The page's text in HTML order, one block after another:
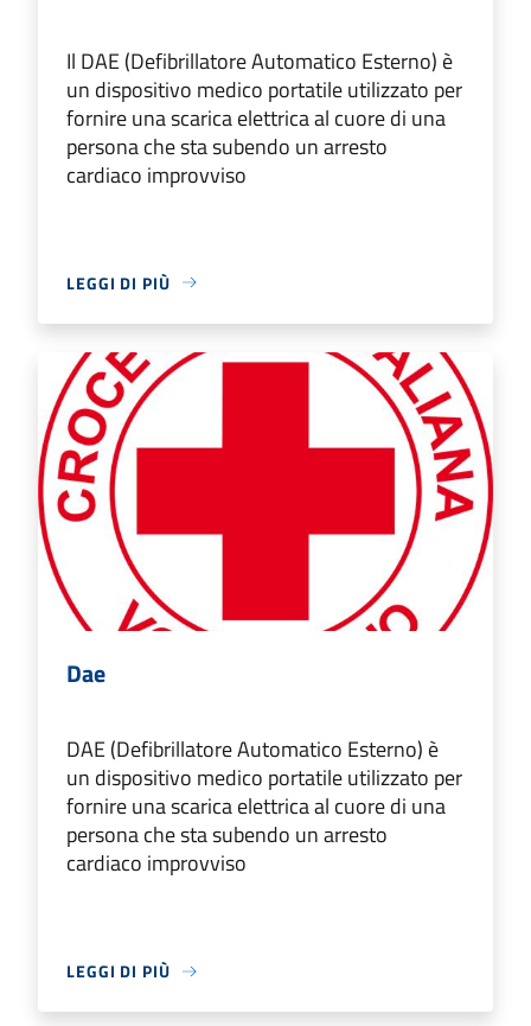
Il DAE (Defibrillatore Automatico Esterno) è
un dispositivo medico portatile utilizzato per
fornire una scarica elettrica al cuore di una
persona che sta subendo un arresto
cardiaco improvviso
LEGGI DI PIÙ
Dae
DAE (Defibrillatore Automatico Esterno) è
un dispositivo medico portatile utilizzato per
fornire una scarica elettrica al cuore di una
persona che sta subendo un arresto
cardiaco improvviso
LEGGI DI PIÙ